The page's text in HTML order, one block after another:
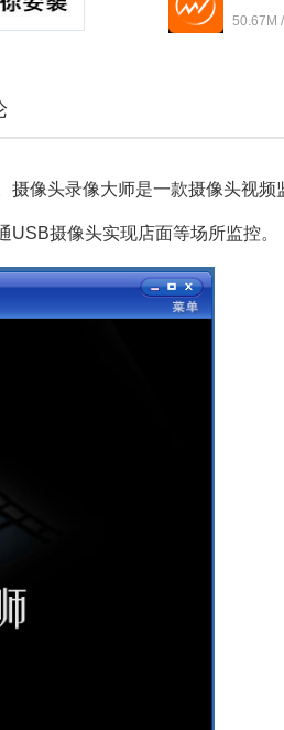
50.67M
摄像头录像大师是一款摄像头视频
摄像头实现店面等场所监控。